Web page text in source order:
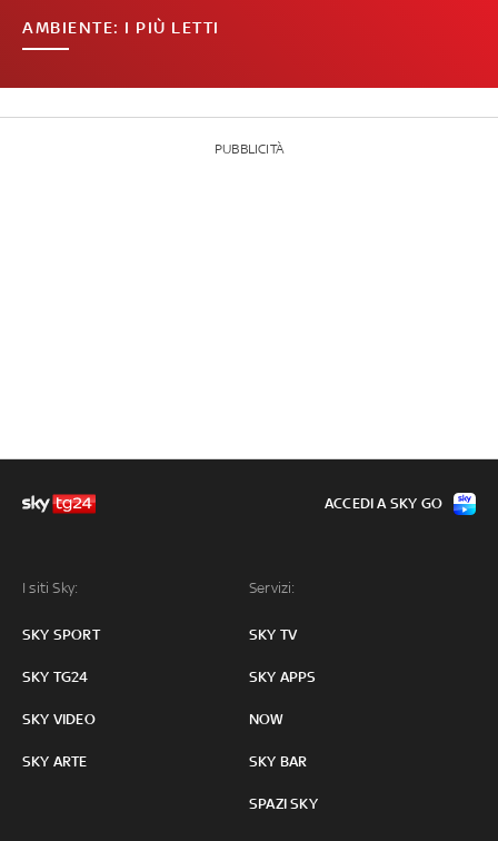
AMBIENTE: I PIÙ LETTI
PUBBLICITÀ
I siti Sky:
SKY SPORT
SKY TG24
SKY VIDEO
SKY ARTE
Servizi:
SKY TV
SKY APPS
NOW
SKY BAR
SPAZI SKY
ACCEDI A SKY GO